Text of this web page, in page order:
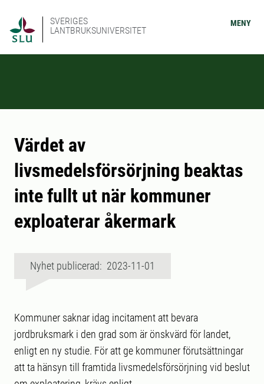
SVERIGES
LANTBRUKSUNIVERSITET
MENY
Värdet av
livsmedelsförsörjning beaktas
inte fullt ut när kommuner
exploaterar åkermark
Nyhet publicerad: 2023-11-01
Kommuner saknar idag incitament att bevara
jordbruksmark i den grad som är önskvärd för landet,
enligt en ny studie. För att ge kommuner förutsättningar
att ta hänsyn till framtida livsmedelsförsörjning vid beslut